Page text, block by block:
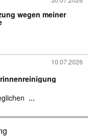
wegen meiner
10.07.2026
...